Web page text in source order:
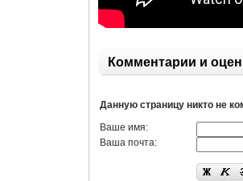
Комментарии и
Данную страницу никто не
Ваше имя:
Ваша почта: